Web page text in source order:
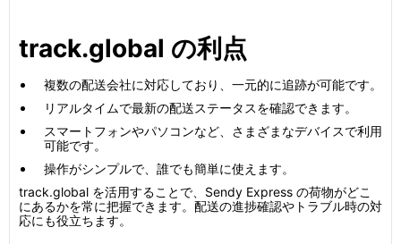
track.global の利点
複数の配送会社に対応しており、一元的に追跡が可能です。
リアルタイムで最新の配送ステータスを確認できます。
スマートフォンやパソコンなど、さまざまなデバイスで利用
可能です。
操作がシンプルで、誰でも簡単に使えます。
track.global を活用することで、Sendy Express の荷物がどこ
にあるかを常に把握できます。配送の進捗確認やトラブル時の対
応にも役立ちます。